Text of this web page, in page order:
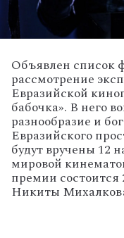
Объявлен список
рассмотрение
Евразийской
бабочка». В него
разнообразие и
Евразийского
будут вручены 12
мировой
премии состоится
Никиты